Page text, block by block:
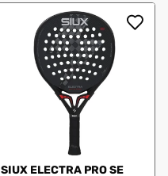
SIUX ELECTRA PRO SE